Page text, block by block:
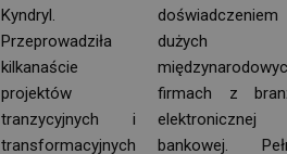
Kyndryl.
Przeprowadziła
kilkanaście
projektów
tranzycyjnych i
transformacyjnych
dużych
firmach z
bankowej.